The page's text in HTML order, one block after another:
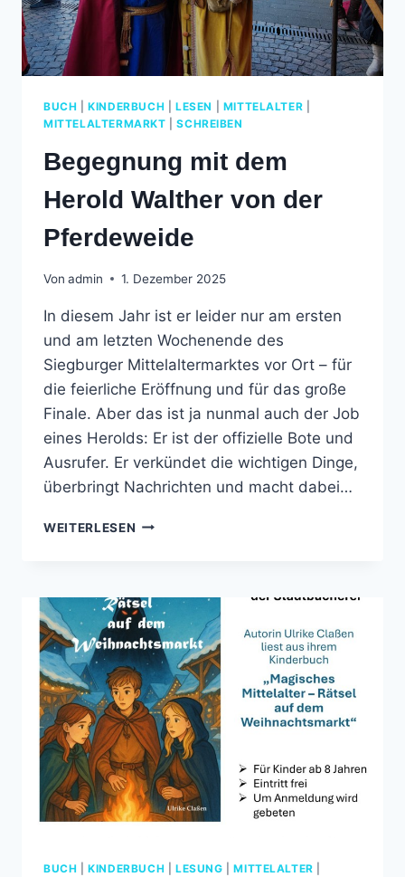
BUCH |KINDERBUCH LESEN MITTELALTER
MITTELALTERMARKT |SCHREIBEN
Begegnung mit dem
Herold Walther von der
Pferdeweide
Von admin 1. Dezember 2025
In diesem Jahr ist er leider nur am ersten
und am letzten Wochenende des
Siegburger Mittelaltermarktes vor Ort – für
die feierliche Eröffnung und für das große
Finale. Aber das ist ja nunmal auch der Job
eines Herolds: Er ist der offizielle Bote und
Ausrufer. Er verkündet die wichtigen Dinge,
überbringt Nachrichten und macht dabei…
WEITERLESEN BEGEGNUNG
WALTHER
VON
DER
PFERDEWEIDE
BUCH |KINDERBUCH LESUNG |MITTELALTER